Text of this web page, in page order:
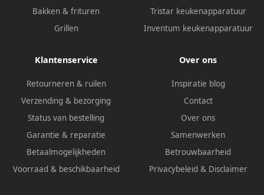
Bakken & frituren
Grillen
Tristar keukenapparatuur
Inventum keukenapparatuur
Klantenservice
Retourneren & ruilen
Verzending & bezorging
Status van bestelling
Garantie & reparatie
Betaalmogelijkheden
Voorraad & beschikbaarheid
Over ons
Inspiratie blog
Contact
Over ons
Samenwerken
Betrouwbaarheid
Privacybeleid & Disclaimer